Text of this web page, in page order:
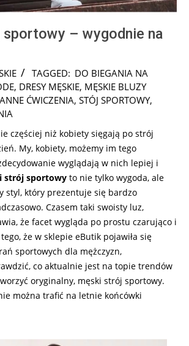
– wygodnie na
TAGGED: DO BIEGANIA NA
, DRESY MĘSKIE, MĘSKIE BLUZY
ĆWICZENIA, STÓJ SPORTOWY,
częściej niż kobiety sięgają po strój
My, kobiety, możemy im tego
wyglądają w nich lepiej i
strój sportowy to nie tylko wygoda, ale
styl, który prezentuje się bardzo
Czasem taki swoisty luz,
że facet wygląda po prostu czarująco i
że w sklepie eButik pojawiła się
sportowych dla mężczyzn,
co aktualnie jest na topie trendów
oryginalny, męski strój sportowy.
można trafić na letnie końcówki